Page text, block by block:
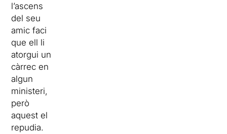
l’ascens
del seu
amic faci
que ell li
atorgui un
càrrec en
algun
ministeri,
però
aquest el
repudia.